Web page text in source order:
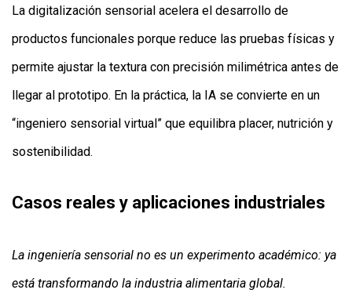
La digitalización sensorial acelera el desarrollo de
productos funcionales porque reduce las pruebas físicas y
permite ajustar la textura con precisión milimétrica antes de
llegar al prototipo. En la práctica, la IA se convierte en un
“ingeniero sensorial virtual” que equilibra placer, nutrición y
sostenibilidad.
Casos reales y aplicaciones industriales
La ingeniería sensorial no es un experimento académico: ya
está transformando la industria alimentaria global.